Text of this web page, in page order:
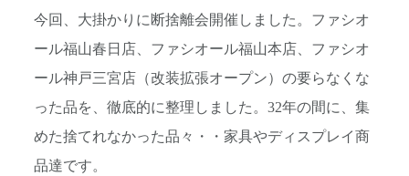
今回、大掛かりに断捨離会開催しました。ファシオ
ール福山春日店、ファシオール福山本店、ファシオ
ール神戸三宮店（改装拡張オープン）の要らなくな
った品を、徹底的に整理しました。32年の間に、集
めた捨てれなかった品々・・家具やディスプレイ商
品達です。